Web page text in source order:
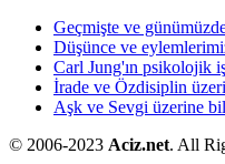
Geçmişte ve
Düşünce ve
Carl Jung'ın psikolojik
İrade ve Özdisiplin
Aşk ve Sevgi üzerine
© 2006-2023 Aciz.net. All